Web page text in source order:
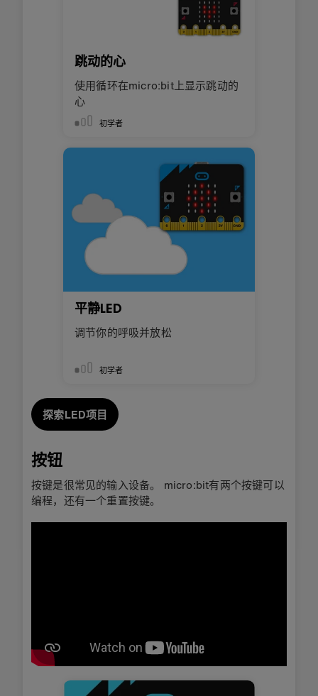
跳动的心
使用循环在micro:bit上显示跳动的
心
初学者
平静LED
调节你的呼吸并放松
初学者
探索LED项目
按钮
按键是很常见的输入设备。 micro:bit有两个按键可以
编程，还有一个重置按键。